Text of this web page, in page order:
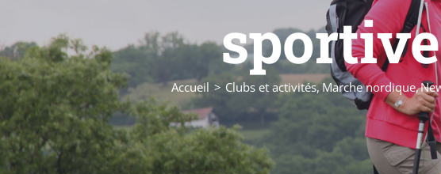
Accueil Clubs et activités Marche nordique